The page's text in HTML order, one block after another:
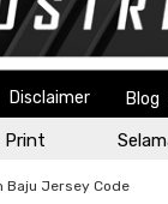
Disclaimer Blog
Baju Jersey Code